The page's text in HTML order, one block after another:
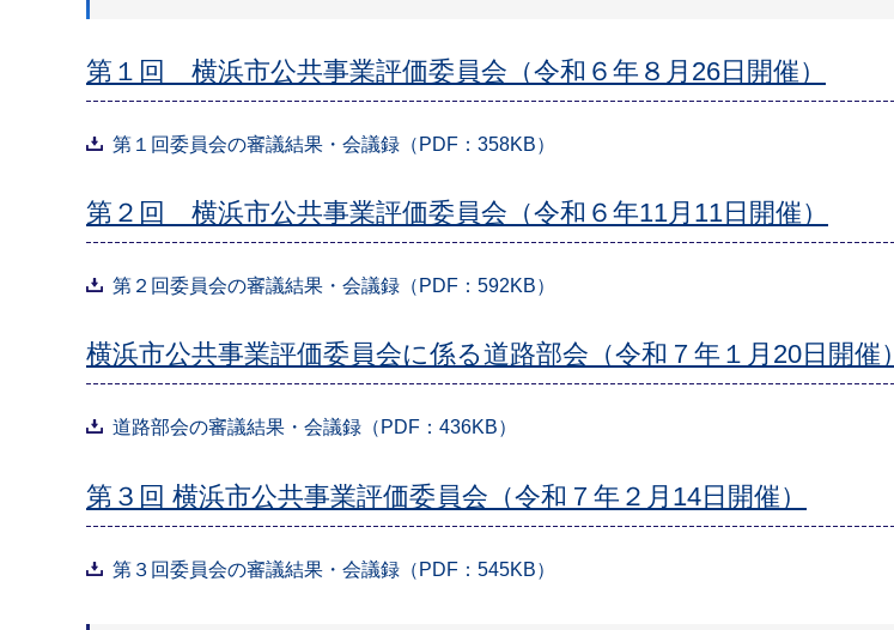
第１回 横浜市公共事業評価委員会（令和６年８月26日開催）
第１回委員会の審議結果・会議録（PDF：358KB）
第２回 横浜市公共事業評価委員会（令和６年11月11日開催）
第２回委員会の審議結果・会議録（PDF：592KB）
横浜市公共事業評価委員会に係る道路部会（令和７年１月20日開催）
道路部会の審議結果・会議録（PDF：436KB）
第３回 横浜市公共事業評価委員会（令和７年２月14日開催）
第３回委員会の審議結果・会議録（PDF：545KB）